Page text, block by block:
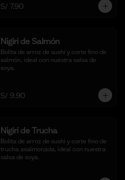
S/ 7.90
Nigiri de Salmón
Bolita de arroz de sushi y corte fino de
salmón, ideal con nuestra salsa de
soya.
S/ 9.90
Nigiri de Trucha
Bolita de arroz de sushi y corte fino de
trucha asalmonada, ideal con nuestra
salsa de soya.